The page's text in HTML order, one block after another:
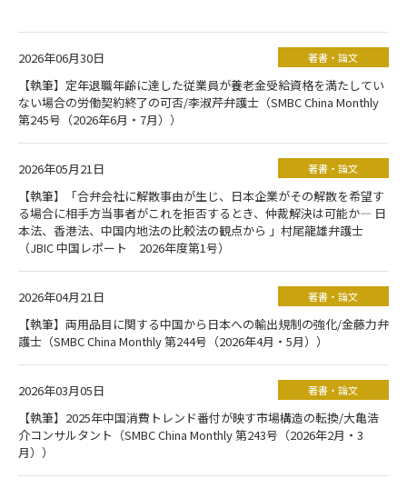
2026年06月30日 著書・論文
【執筆】定年退職年齢に達した従業員が養老金受給資格を満たしてい
ない場合の労働契約終了の可否/李淑芹弁護士（SMBC China Monthly
第245号（2026年6月・7月））
2026年05月21日 著書・論文
【執筆】「合弁会社に解散事由が生じ、日本企業がその解散を希望す
る場合に相手方当事者がこれを拒否するとき、仲裁解決は可能か― 日
本法、香港法、中国内地法の比較法の観点から 」村尾龍雄弁護士
（JBIC 中国レポート 2026年度第1号）
2026年04月21日 著書・論文
【執筆】両用品目に関する中国から日本への輸出規制の強化/金藤力弁
護士（SMBC China Monthly 第244号（2026年4月・5月））
2026年03月05日 著書・論文
【執筆】2025年中国消費トレンド番付が映す市場構造の転換/大亀浩
介コンサルタント（SMBC China Monthly 第243号（2026年2月・3
月））